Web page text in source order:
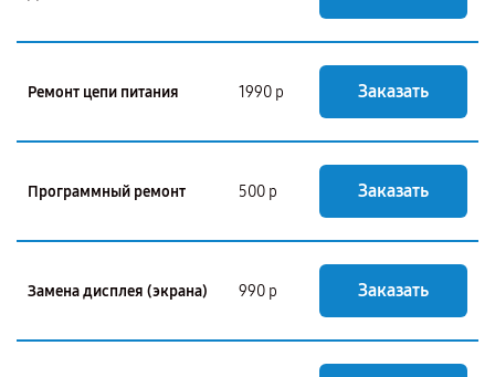
Ремонт цепи питания 1990 р Заказать
Программный ремонт 500 р Заказать
Замена дисплея (экрана) 990 р Заказать